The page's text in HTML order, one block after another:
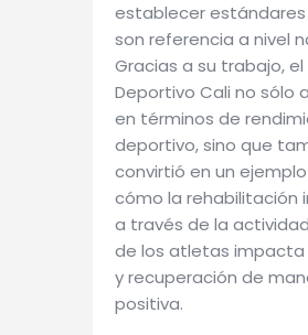
establecer
son referencia a nivel
Gracias a su trabajo, el
Deportivo Cali no sólo
en términos de
deportivo, sino que
convirtió en un
cómo la rehabilitación
a través de la
de los atletas impacta
y recuperación de
positiva.